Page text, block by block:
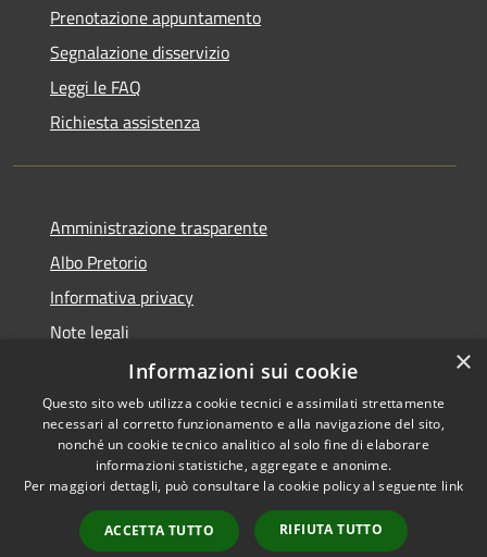
Prenotazione appuntamento
Segnalazione disservizio
Leggi le FAQ
Richiesta assistenza
Amministrazione trasparente
Albo Pretorio
Informativa privacy
Note legali
Dichiarazione di accessibilità
RSS
Accessibilità
Copyright © 2026 • Comune di
Municipium•
Accesso
×
Informazioni sui cookie
Questo sito web utilizza cookie tecnici e assimilati strettamente
necessari al corretto funzionamento e alla navigazione del sito,
nonché un cookie tecnico analitico al solo fine di elaborare
informazioni statistiche, aggregate e anonime.
Per maggiori dettagli, può consultare la cookie policy al seguente link
ACCETTA TUTTO RIFIUTA TUTTO